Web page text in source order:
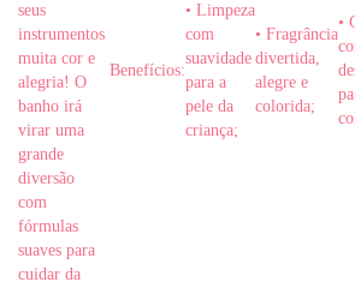
seus
instrumentos
muita cor e
alegria! O
banho irá
virar uma
grande
diversão
com
fórmulas
suaves para
cuidar da
Benefícios:
• Limpeza
com
suavidade
para a
pele da
criança;
• Fragrância
divertida,
alegre e
colorida;
•